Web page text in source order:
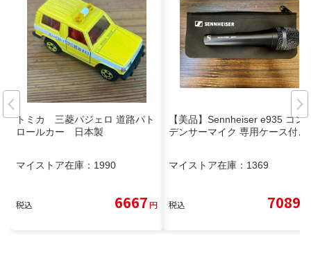
トミカ 三菱パジェロ 道路パト
ロールカー 日本製
マイストア在庫： 1990
税込 6667円
【美品】Sennheiser e935 コン
デンサーマイク 専用ケース付き
マイストア在庫： 1369
税込 7089